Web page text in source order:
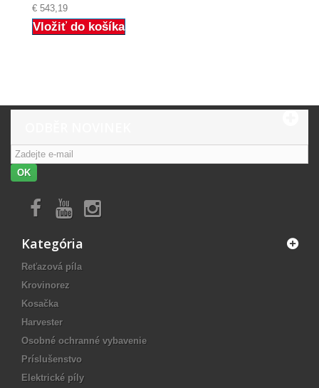
€ 543,19
Vložiť do košíka
OK
Kategória
Reťazová píla
Krovinorez
Kosačka
Harvester
Osobné ochranné vybavenie
Príslušenstvo
Elektrické píly